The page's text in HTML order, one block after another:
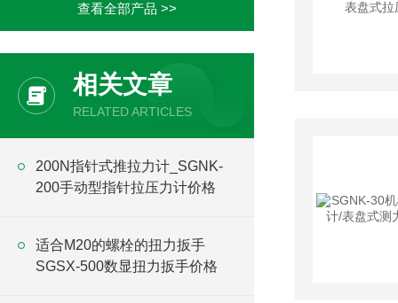
查看全部产品 >>
相关文章
RELATED ARTICLES
200N指针式推拉力计_SGNK-
200手动型指针拉压力计价格
适合M20的螺栓的扭力扳手
SGSX-500数显扭力扳手价格